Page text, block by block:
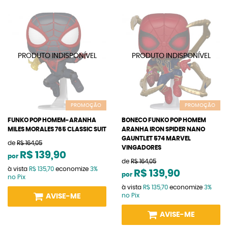
PROMOÇÃO
FUNKO POP HOMEM-ARANHA
MILES MORALES 765 CLASSIC SUIT
de R$ 164,05
por R$ 139,90
à vista R$ 135,70 economize 3%
no Pix
AVISE-ME
PROMOÇÃO
BONECO FUNKO POP HOMEM
ARANHA IRON SPIDER NANO
GAUNTLET 574 MARVEL
VINGADORES
de R$ 164,05
por R$ 139,90
à vista R$ 135,70 economize 3%
no Pix
AVISE-ME